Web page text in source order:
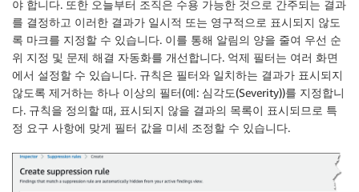
야 합니다. 또한 오늘부터 조직은 수용 가능한 것으로 간주되는 결과
를 결정하고 이러한 결과가 일시적 또는 영구적으로 표시되지 않도
록 마크를 지정할 수 있습니다. 이를 통해 알림의 양을 줄여 우선 순
위 지정 및 문제 해결 자동화를 개선합니다. 억제 필터는 여러 화면
에서 설정할 수 있습니다. 규칙은 필터와 일치하는 결과가 표시되지
않도록 제거하는 하나 이상의 필터(예: 심각도(Severity))를 지정합니
다. 규칙을 정의할 때, 표시되지 않을 결과의 목록이 표시되므로 특
정 요구 사항에 맞게 필터 값을 미세 조정할 수 있습니다.